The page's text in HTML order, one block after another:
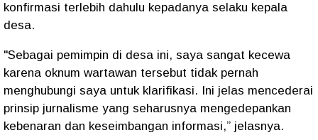
konfirmasi terlebih dahulu kepadanya selaku kepala
desa.
"Sebagai pemimpin di desa ini, saya sangat kecewa
karena oknum wartawan tersebut tidak pernah
menghubungi saya untuk klarifikasi. Ini jelas mencederai
prinsip jurnalisme yang seharusnya mengedepankan
kebenaran dan keseimbangan informasi,” jelasnya.